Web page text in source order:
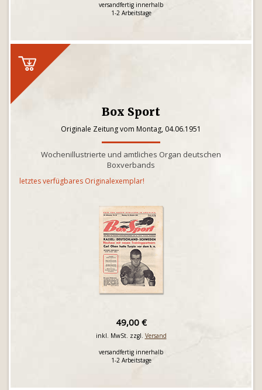
versandfertig innerhalb
1-2 Arbeitstage
Box Sport
Originale Zeitung vom Montag, 04.06.1951
Wochenillustrierte und amtliches Organ deutschen
Boxverbands
letztes verfügbares Originalexemplar!
49,00 €
inkl. MwSt. zzgl. Versand
versandfertig innerhalb
1-2 Arbeitstage